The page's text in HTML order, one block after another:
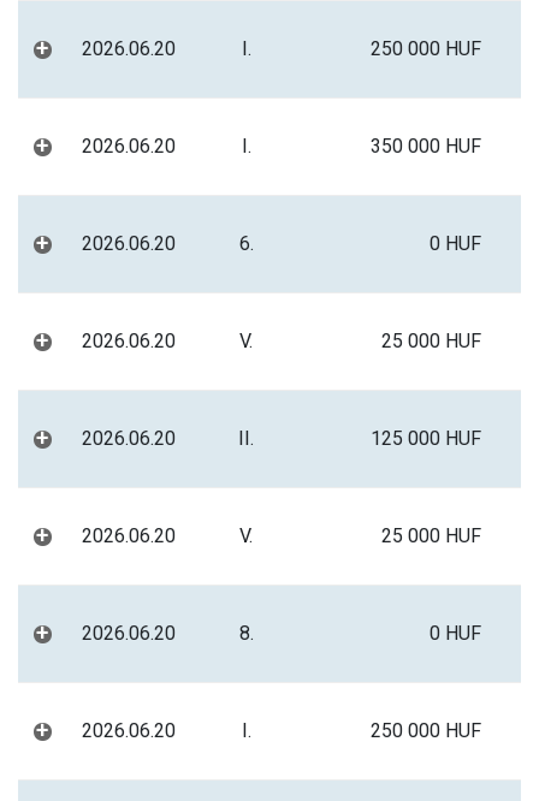
+ 2026.06.20 I. 250 000 HUF
+ 2026.06.20 I. 350 000 HUF
+ 2026.06.20 6. 0 HUF
+ 2026.06.20 V. 25 000 HUF
+ 2026.06.20 II. 125 000 HUF
+ 2026.06.20 V. 25 000 HUF
+ 2026.06.20 8. 0 HUF
+ 2026.06.20 I. 250 000 HUF